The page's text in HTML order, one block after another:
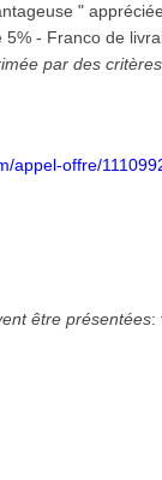
"
- Franco de
par des critères
appel-offre/
être présentées: